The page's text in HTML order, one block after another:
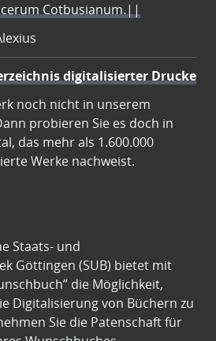
Cotbusianum.||
digitalisierter Drucke
noch nicht in unserem
probieren Sie es doch in
das mehr als 1.600.000
Werke nachweist.
Staats- und
Göttingen (SUB) bietet mit
die Möglichkeit,
Digitalisierung von Büchern zu
Sie die Patenschaft für